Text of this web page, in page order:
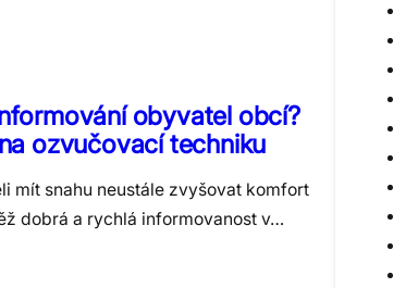
obyvatel obcí?
ozvučovací techniku
mít snahu neustále zvyšovat komfort
dobrá a rychlá informovanost v…